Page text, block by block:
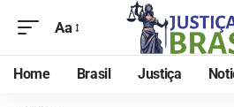
Aa
Home Brasil Justiça